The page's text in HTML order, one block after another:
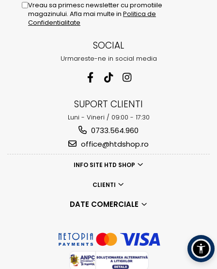
Vreau sa primesc newsletter cu promotiile
magazinului. Afla mai multe in Politica de
Confidentialitate
SOCIAL
Urmareste-ne in social media
SUPORT CLIENTI
Luni - Vineri / 09:00 - 17:30
0733.564.960
office@htdshop.ro
INFO SITE HTD SHOP
CLIENTI
DATE COMERCIALE